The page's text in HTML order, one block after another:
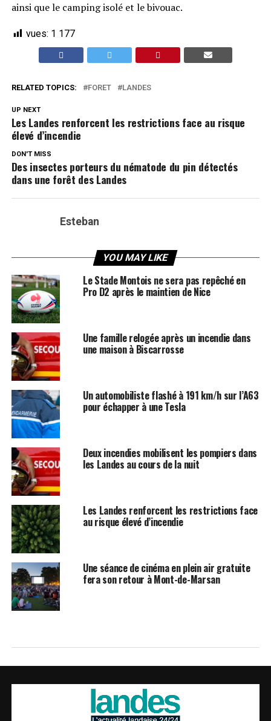
ainsi que le camping isolé et le bivouac.
vues: 1 177
RELATED TOPICS: FORET LANDES
UP NEXT
Les Landes renforcent les restrictions face au risque
élevé d’incendie
DON'T MISS
Des insectes porteurs du nématode du pin détectés
dans une forêt des Landes
Esteban
YOU MAY LIKE
Le Stade Montois ne sera pas repêché en
Pro D2 après le maintien de Nice
Une famille relogée après un incendie dans
une maison à Biscarrosse
Un automobiliste flashé à 191 km/h sur l’A63
pour échapper à une Tesla
Deux incendies mobilisent les pompiers dans
les Landes au cours de la nuit
Les Landes renforcent les restrictions face
au risque élevé d’incendie
Une séance de cinéma en plein air gratuite
fera son retour à Mont-de-Marsan